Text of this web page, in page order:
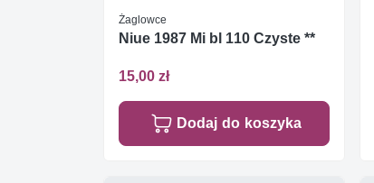
Żaglowce
Niue 1987 Mi bl 110 Czyste **
15,00 zł
Dodaj do koszyka